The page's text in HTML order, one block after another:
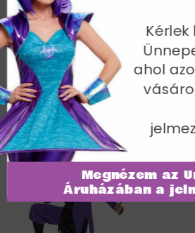
Cikkszám: 22664L
További termékek a
Megnézem az
Áruházában a
ahol